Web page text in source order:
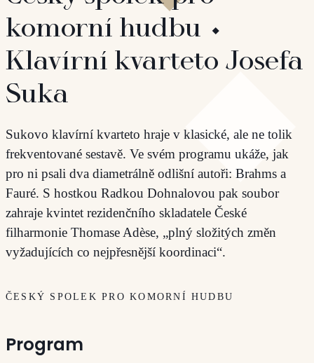
komorní hudbu ⬩
Klavírní kvarteto Josefa
Suka
Sukovo klavírní kvarteto hraje v klasické, ale ne tolik
frekventované sestavě. Ve svém programu ukáže, jak
pro ni psali dva diametrálně odlišní autoři: Brahms a
Fauré. S hostkou Radkou Dohnalovou pak soubor
zahraje kvintet rezidenčního skladatele České
filharmonie Thomase Adèse, „plný složitých změn
vyžadujících co nejpřesnější koordinaci“.
ČESKÝ SPOLEK PRO KOMORNÍ HUDBU
Program